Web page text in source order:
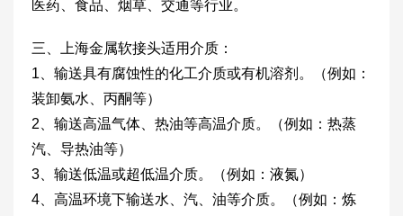
医药、食品、烟草、交通等行业。
三、上海金属软接头适用介质：
1、输送具有腐蚀性的化工介质或有机溶剂。（例如：
装卸氨水、丙酮等）
2、输送高温气体、热油等高温介质。（例如：热蒸
汽、导热油等）
3、输送低温或超低温介质。（例如：液氮）
4、高温环境下输送水、汽、油等介质。（例如：炼